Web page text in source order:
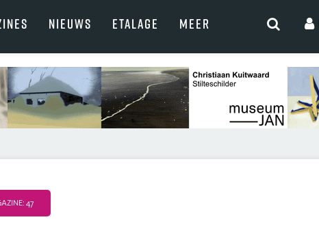
NIEUWS ETALAGE MEER
47